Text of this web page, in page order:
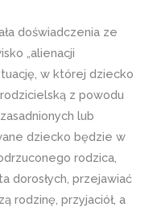
doświadczenia ze
„alienacji
w której dziecko
z powodu
lub
dziecko będzie w
rodzica,
dorosłych, przejawiać
rodzinę, przyjaciół, a